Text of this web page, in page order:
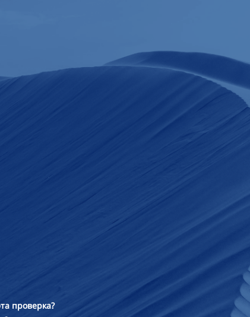
проверка?